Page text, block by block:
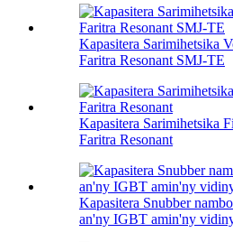
Kapasitera Sarimihetsika
Faritra Resonant SMJ-TE
Kapasitera Sarimihetsika
Faritra Resonant
Kapasitera Snubber
an'ny IGBT amin'ny